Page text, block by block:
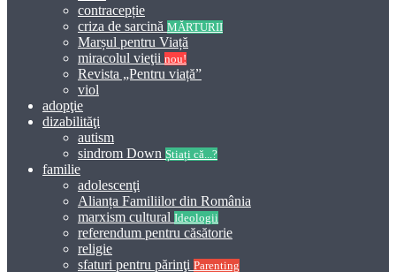
contracepție
criza de sarcină MĂRTURII
Marșul pentru Viață
miracolul vieţii nou!
Revista „Pentru viață”
viol
adopţie
dizabilităţi
autism
sindrom Down Știați că...?
familie
adolescenţi
Alianța Familiilor din România
marxism cultural Ideologii
referendum pentru căsătorie
religie
sfaturi pentru părinţi Parenting